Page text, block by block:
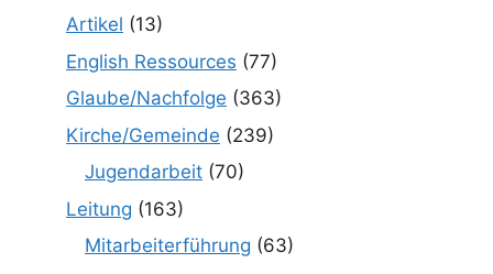
Artikel (13)
English Ressources (77)
Glaube/Nachfolge (363)
Kirche/Gemeinde (239)
Jugendarbeit (70)
Leitung (163)
Mitarbeiterführung (63)